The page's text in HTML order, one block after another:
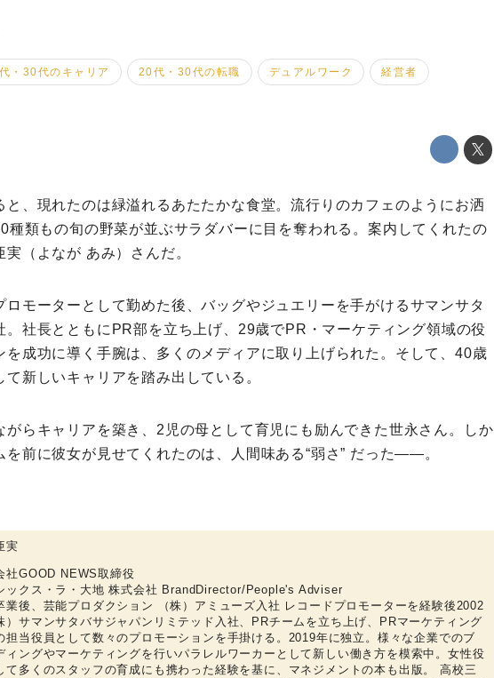
ミモザなひと
根ほり花ほり10アンケート
運営会社
利用規約
プライバシーポリシー
・30代のキャリア 20代・30代の転職 デュアルワーク 経営者
、現れたのは緑溢れるあたたかな食堂。流行りのカフェのようにお洒
種類もの旬の野菜が並ぶサラダバーに目を奪われる。案内してくれたの
（よなが あみ）さんだ。
モーターとして勤めた後、バッグやジュエリーを手がけるサマンサタ
社長とともにPR部を立ち上げ、29歳でPR・マーケティング領域の役
を成功に導く手腕は、多くのメディアに取り上げられた。そして、40歳
新しいキャリアを踏み出している。
らキャリアを築き、2児の母として育児にも励んできた世永さん。しか
を前に彼女が見せてくれたのは、人間味ある“弱さ” だった――。
実
社GOOD NEWS取締役
ックス・ラ・大地 株式会社 BrandDirector/People's Adviser
業後、芸能プロダクション （株）アミューズ入社 レコードプロモーターを経験後2002
）サマンサタバサジャパンリミテッド入社、PRチームを立ち上げ、PRマーケティング
担当役員として数々のプロモーションを手掛ける。2019年に独立。様々な企業でのブ
ィングやマーケティングを行いパラレルワーカーとして新しい働き方を模索中。女性役
て多くのスタッフの育成にも携わった経験を基に、マネジメントの本も出版。 高校三